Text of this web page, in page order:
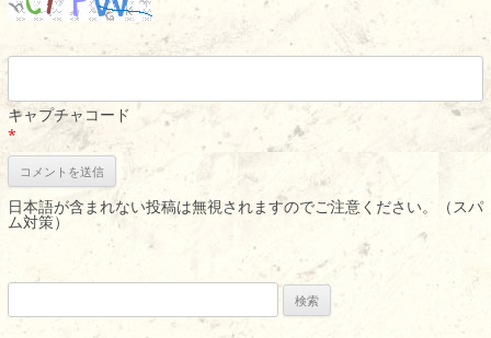
キャプチャコード
*
日本語が含まれない投稿は無視されますのでご注意ください。（スパ
ム対策）
索: